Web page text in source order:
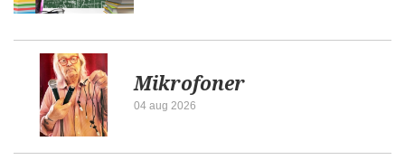
Mikrofoner
04 aug 2026